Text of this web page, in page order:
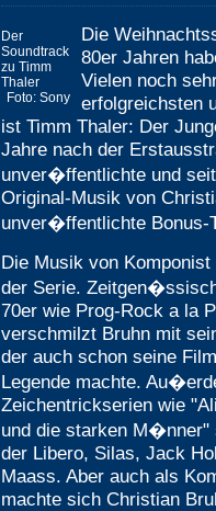
Der
Soundtrack
zu Timm
Thaler
Foto: Sony
Die
80er Jahren
Vielen noch
erfolgreichsten
ist Timm Thaler: Der
Jahre nach der
unver�ffentlichte und
Original-Musik von
unver�ffentlichte Bonus-
Die Musik von
der Serie.
70er wie Prog-Rock a la
verschmilzt Bruhn mit
der auch schon seine
Legende machte.
Zeichentrickserien wie
und die starken M�nner"
der Libero, Silas, Jack
Maass. Aber auch als
machte sich Christian